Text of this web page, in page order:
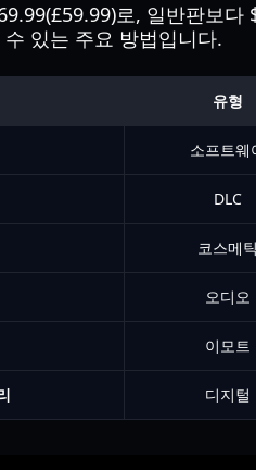
로, 일반판보
있는 주요 방법입니다.
유형
소프트웨
DLC
코스메틱
오디오
이모트
디지털